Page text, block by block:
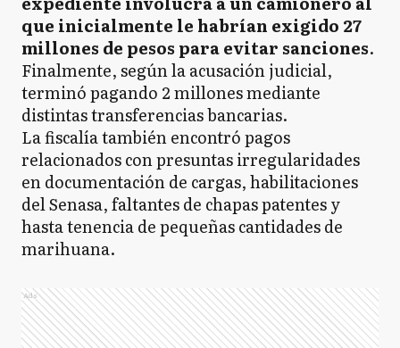
que inicialmente le habrían exigido 27
millones de pesos para evitar sanciones.
Finalmente, según la acusación judicial,
terminó pagando 2 millones mediante
distintas transferencias bancarias.
La fiscalía también encontró pagos
relacionados con presuntas irregularidades
en documentación de cargas, habilitaciones
del Senasa, faltantes de chapas patentes y
hasta tenencia de pequeñas cantidades de
marihuana.
Ads